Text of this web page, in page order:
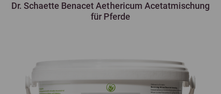
Dr. Schaette Benacet Aethericum Acetatmischung
für Pferde